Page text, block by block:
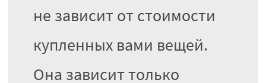
не зависит от стоимости
купленных вами вещей.
Она зависит только